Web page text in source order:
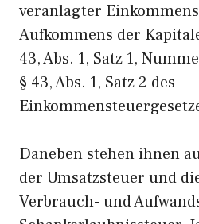
veranlagter
Aufkommens der
43, Abs. 1, Satz 1,
§ 43, Abs. 1, Satz 2 des
Daneben stehen ihnen
der Umsatzsteuer und
Verbrauch- und